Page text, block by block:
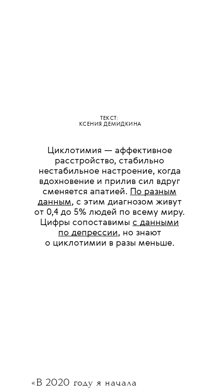
ТЕКСТ:
КСЕНИЯ ДЕМИДКИНА
Циклотимия — аффективное
расстройство, стабильно
нестабильное настроение, когда
вдохновение и прилив сил вдруг
сменяется апатией. По разным
данным, с этим диагнозом живут
от 0,4 до 5% людей по всему миру.
Цифры сопоставимы с данными
по депрессии, но знают
о циклотимии в разы меньше.
«В 2020 году я начала